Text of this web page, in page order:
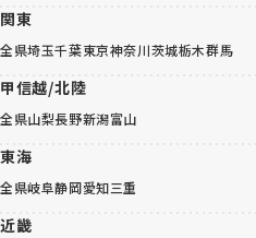
関東
全県埼玉千葉東京神奈川茨城栃木群馬
甲信越/北陸
全県山梨長野新潟富山
東海
全県岐阜静岡愛知三重
近畿